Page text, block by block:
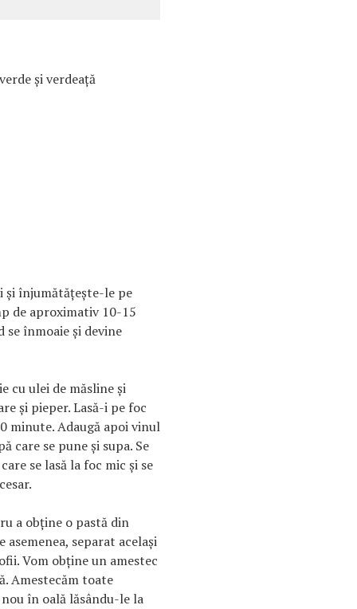
şi verdeaţă
şi înjumătăţeşte-le pe
de aproximativ 10-15
înmoaie şi devine
cu ulei de măsline şi
şi pieper. Lasă-i pe foc
minute. Adaugă apoi vinul
care se pune şi supa. Se
se lasă la foc mic şi se
a obţine o pastă din
asemenea, separat acelaşi
Vom obţine un amestec
Amestecăm toate
în oală lăsându-le la